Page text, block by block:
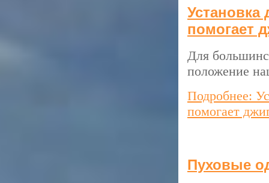
Установка
помогает
Для
положение
Подробнее:
помогает
Пуховые